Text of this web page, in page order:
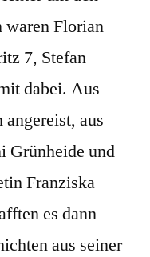
waren Florian
7, Stefan
dabei. Aus
aus
Grünheide und
Franziska
es dann
aus seiner